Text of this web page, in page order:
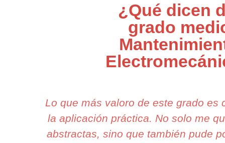
¿Qué dicen
grado
Lo que más valoro de este grado es
la aplicación práctica. No solo me
abstractas, sino que también pude